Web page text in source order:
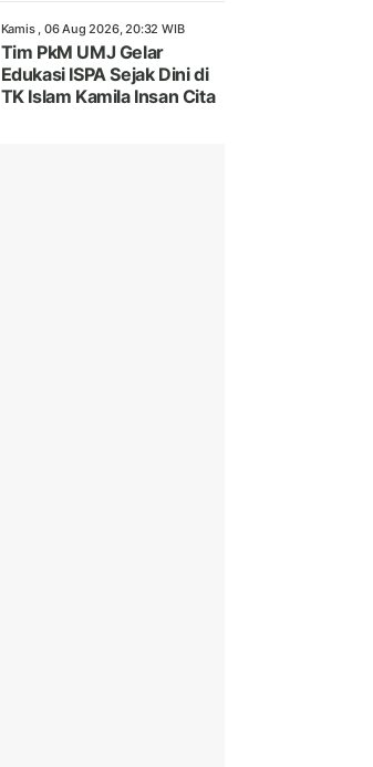
Kamis , 06 Aug 2026, 20:32 WIB
Tim PkM UMJ Gelar
Edukasi ISPA Sejak Dini di
TK Islam Kamila Insan Cita